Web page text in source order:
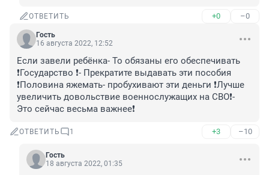
ОТВЕТИТЬ +0 –0
Гость
16 августа 2022, 12:52
Если завели ребёнка- То обязаны его обеспечивать
❗️Государство ❗️- Прекратите выдавать эти пособия
❗️Половина яжемать- пробухивают эти деньги ❗️Лучше
увеличить довольствие военнослужащих на СВО❗️-
Это сейчас весьма важнее❗️
ОТВЕТИТЬ 1 +3 –10
Гость
18 августа 2022, 01:35